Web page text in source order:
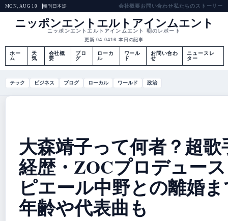
MON, AUG 10 朝刊 日本語 会社概要お問い合わせ私たちのストーリー
ニッポンエントエルトアインムエント
ニッポンエントエルトアインムエント 朝のレポート
更新 04:0416 本日の記事
ホー
ム
天
気
会社概
要
ブロ
グ
ローカ
ル
ワール
ド
お問い合わ
せ
ニュースレ
ター
テック ビジネス ブログ ローカル ワールド 政治
大森靖子って何者？超
経歴・ZOCプロデュー
ピエール中野との離婚
年齢や代表曲も